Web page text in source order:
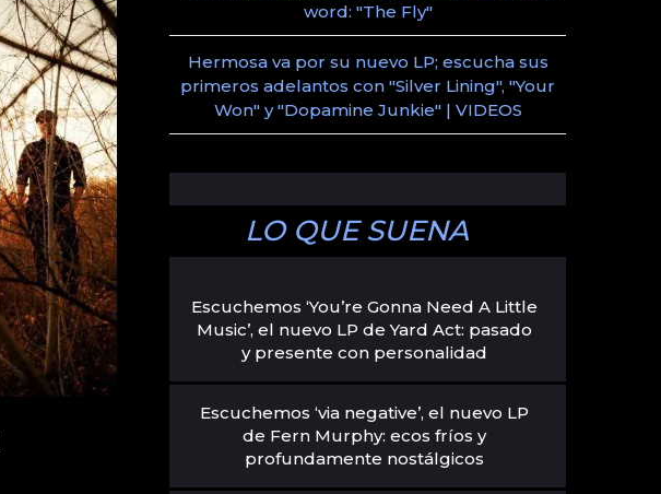
word: "The Fly"
Hermosa va por su nuevo LP; escucha sus
primeros adelantos con "Silver Lining", "Your
Won" y "Dopamine Junkie" | VIDEOS
LO QUE SUENA
Escuchemos ‘You’re Gonna Need A Little
Music’, el nuevo LP de Yard Act: pasado
y presente con personalidad
Escuchemos ‘via negative’, el nuevo LP
de Fern Murphy: ecos fríos y
profundamente nostálgicos